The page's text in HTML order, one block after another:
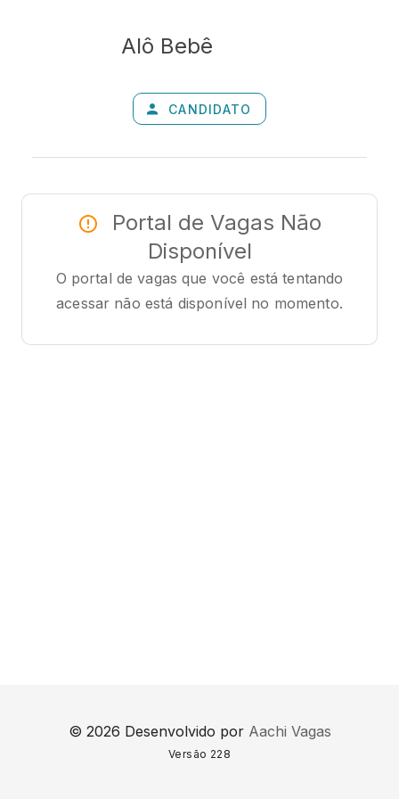
Alô Bebê
CANDIDATO
Portal de Vagas Não
Disponível
O portal de vagas que você está tentando
acessar não está disponível no momento.
© 2026 Desenvolvido por Aachi Vagas
Versão 228